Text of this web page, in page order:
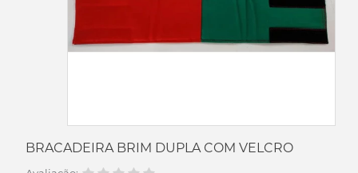
BRACADEIRA BRIM DUPLA COM VELCRO